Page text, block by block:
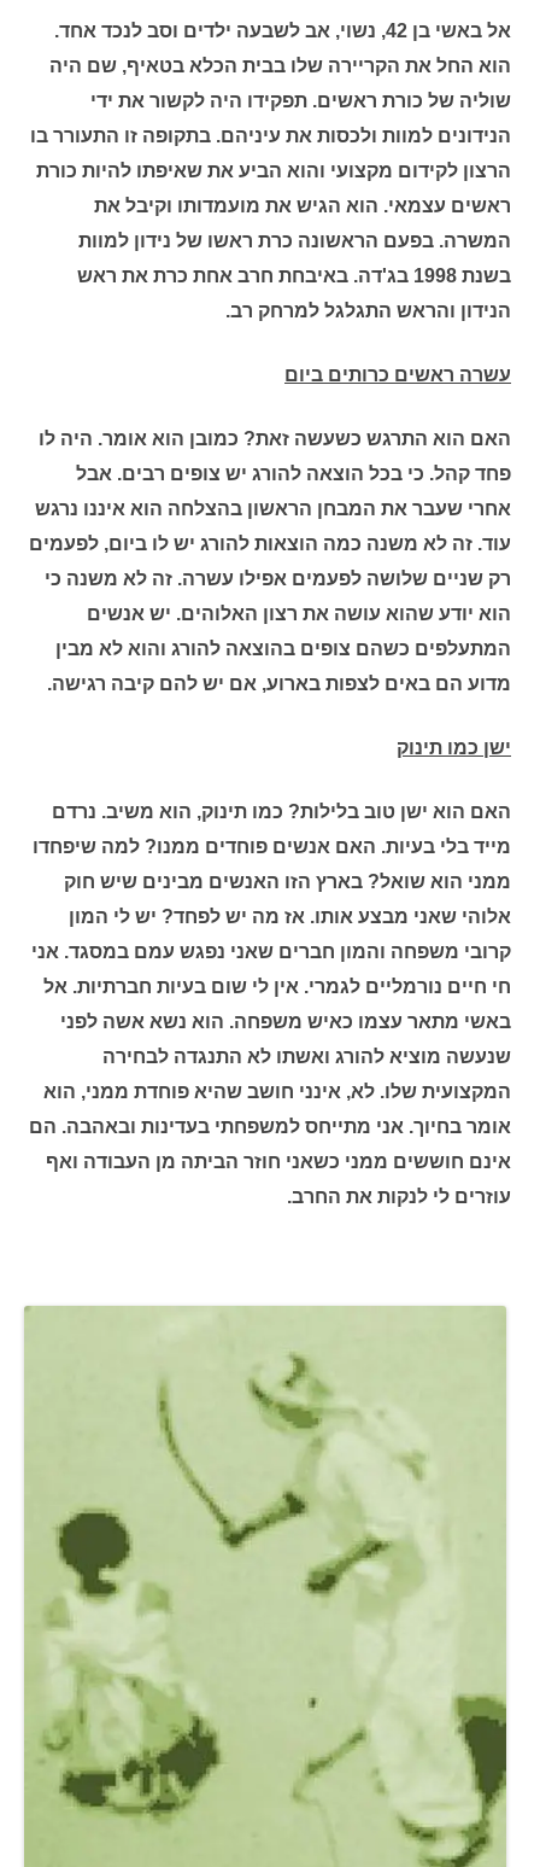
אל באשי בן 42, נשוי, אב לשבעה ילדים וסב לנכד אחד.
הוא החל את הקריירה שלו בבית הכלא בטאיף, שם היה
שוליה של כורת ראשים. תפקידו היה לקשור את ידי
הנידונים למוות ולכסות את עיניהם. בתקופה זו התעורר בו
הרצון לקידום מקצועי והוא הביע את שאיפתו להיות כורת
ראשים עצמאי. הוא הגיש את מועמדותו וקיבל את
המשרה. בפעם הראשונה כרת ראשו של נידון למוות
בשנת 1998 בג'דה. באיבחת חרב אחת כרת את ראש
הנידון והראש התגלגל למרחק רב.
עשרה ראשים כרותים ביום
האם הוא התרגש כשעשה זאת? כמובן הוא אומר. היה לו
פחד קהל. כי בכל הוצאה להורג יש צופים רבים. אבל
אחרי שעבר את המבחן הראשון בהצלחה הוא איננו נרגש
עוד. זה לא משנה כמה הוצאות להורג יש לו ביום, לפעמים
רק שניים שלושה לפעמים אפילו עשרה. זה לא משנה כי
הוא יודע שהוא עושה את רצון האלוהים. יש אנשים
המתעלפים כשהם צופים בהוצאה להורג והוא לא מבין
מדוע הם באים לצפות בארוע, אם יש להם קיבה רגישה.
ישן כמו תינוק
האם הוא ישן טוב בלילות? כמו תינוק, הוא משיב. נרדם
מייד בלי בעיות. האם אנשים פוחדים ממנו? למה שיפחדו
ממני הוא שואל? בארץ הזו האנשים מבינים שיש חוק
אלוהי שאני מבצע אותו. אז מה יש לפחד? יש לי המון
קרובי משפחה והמון חברים שאני נפגש עמם במסגד. אני
חי חיים נורמליים לגמרי. אין לי שום בעיות חברתיות. אל
באשי מתאר עצמו כאיש משפחה. הוא נשא אשה לפני
שנעשה מוציא להורג ואשתו לא התנגדה לבחירה
המקצועית שלו. לא, אינני חושב שהיא פוחדת ממני, הוא
אומר בחיוך. אני מתייחס למשפחתי בעדינות ובאהבה. הם
אינם חוששים ממני כשאני חוזר הביתה מן העבודה ואף
עוזרים לי לנקות את החרב.